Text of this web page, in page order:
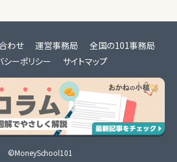
わせ 運営事務局
全国の101事務局
シーポリシー
サイトマップ
©MoneySchool101